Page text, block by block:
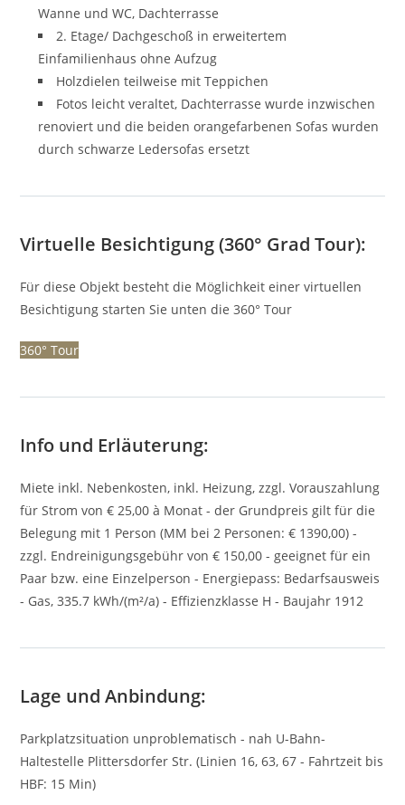
Wanne und WC, Dachterrasse
2. Etage/ Dachgeschoß in erweitertem
Einfamilienhaus ohne Aufzug
Holzdielen teilweise mit Teppichen
Fotos leicht veraltet, Dachterrasse wurde inzwischen
renoviert und die beiden orangefarbenen Sofas wurden
durch schwarze Ledersofas ersetzt
Virtuelle Besichtigung (360° Grad Tour):
Für diese Objekt besteht die Möglichkeit einer virtuellen
Besichtigung starten Sie unten die 360° Tour
360° Tour
Info und Erläuterung:
Miete inkl. Nebenkosten, inkl. Heizung, zzgl. Vorauszahlung
für Strom von € 25,00 à Monat - der Grundpreis gilt für die
Belegung mit 1 Person (MM bei 2 Personen: € 1390,00) -
zzgl. Endreinigungsgebühr von € 150,00 - geeignet für ein
Paar bzw. eine Einzelperson - Energiepass: Bedarfsausweis
- Gas, 335.7 kWh/(m²/a) - Effizienzklasse H - Baujahr 1912
Lage und Anbindung:
Parkplatzsituation unproblematisch - nah U-Bahn-
Haltestelle Plittersdorfer Str. (Linien 16, 63, 67 - Fahrtzeit bis
HBF: 15 Min)